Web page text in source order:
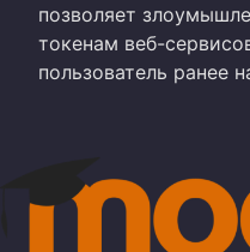
позволяет
токенам веб-
пользователь ранее